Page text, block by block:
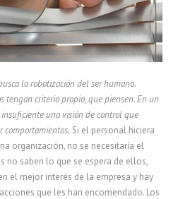
la robotización del ser humano.
tengan criterio propio, que piensen. En un
una visión de control que
comportamientos. Si el personal hiciera
organización, no se necesitaría el
no saben lo que se espera de ellos,
el mejor interés de la empresa y hay
que les han encomendado. Los